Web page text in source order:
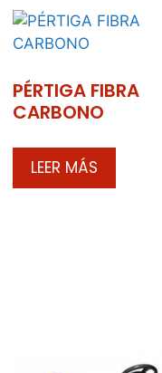
PÉRTIGA FIBRA
CARBONO
LEER MÁS